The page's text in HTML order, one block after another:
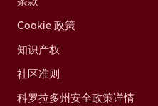
Cookie 政策
知识产权
社区准则
科罗拉多州安全政策详情